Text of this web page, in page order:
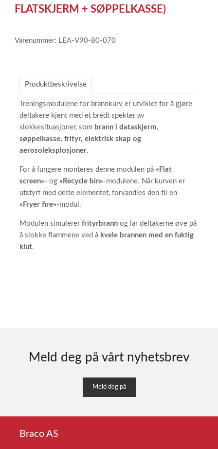
1FLATSKJERM + SØPPELKASSE)
Varenummer: LEA-V90-80-070
Produktbeskrivelse
Treningsmodulene for brannkurv er utviklet for å gjøre
deltakere kjent med et bredt spekter av
slokkesituasjoner, som brann i dataskjerm,
søppelkasse, frityr, elektrisk skap og
aerosoleksplosjoner.
For å fungere monteres denne modulen på «Flat
screen»- og «Recycle bin»-modulene. Når kurven er
utstyrt med dette elementet, forvandles den til en
«Fryer fire»-modul.
Modulen simulerer frityrbrann og lar deltakerne øve på
å slokke flammene ved å kvele brannen med en fuktig
klut.
Meld deg på vårt nyhetsbrev
Meld deg på
Braco AS